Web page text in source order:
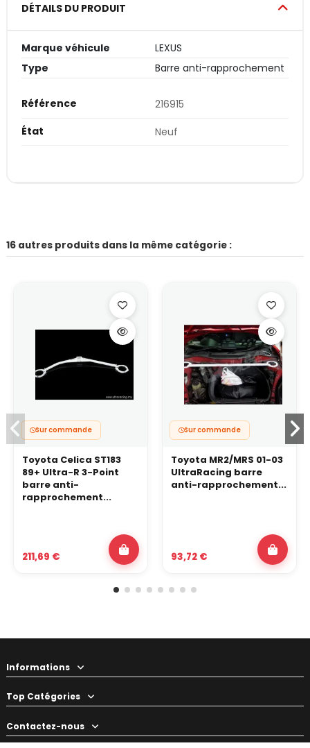
DÉTAILS DU PRODUIT
Marque véhicule
LEXUS
Type
Barre anti-rapprochement
Référence
216915
État
Neuf
16 autres produits dans la même catégorie :
Sur commande
Toyota Celica ST183
89+ Ultra-R 3-Point
barre anti-
rapprochement...
211,69 €
Sur commande
Toyota MR2/MRS 01-03
UltraRacing barre
anti-rapprochement...
93,72 €
Informations
Top Catégories
Contactez-nous